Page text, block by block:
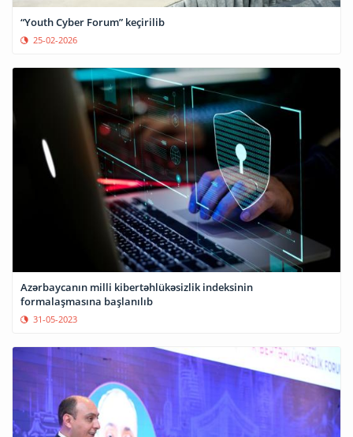
“Youth Cyber Forum” keçirilib
25-02-2026
Azərbaycanın milli kibertəhlükəsizlik indeksinin
formalaşmasına başlanılıb
31-05-2023